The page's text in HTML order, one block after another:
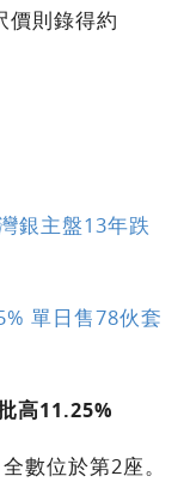
價則錄得約
銀主盤13年跌
單日售78伙套
高11.25%
數位於第2座。